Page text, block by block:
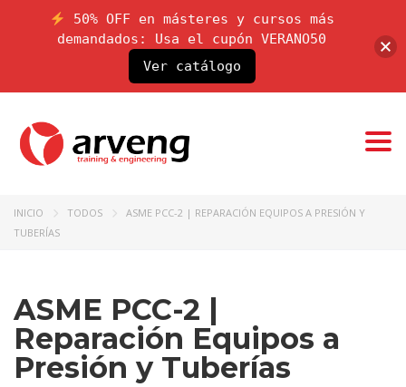
INICIO TODOS
ASME PCC-2 | REPARACIÓN EQUIPOS A PRESIÓN Y
TUBERÍAS
ASME PCC-2 |
Reparación Equipos a
Presión y Tuberías
50% OFF en másteres y cursos más
demandados: Usa el cupón VERANO50
Ver catálogo